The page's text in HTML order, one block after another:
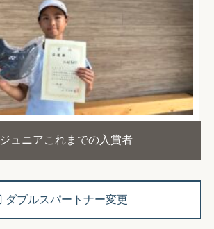
ジュニアこれまでの入賞者
ダブルスパートナー変更